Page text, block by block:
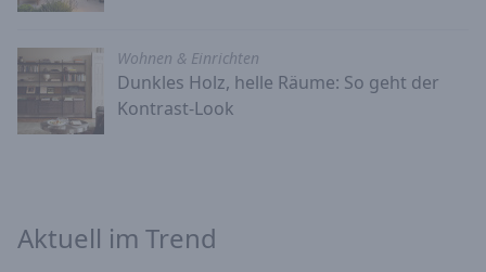
Wohnen & Einrichten
Dunkles Holz, helle Räume: So geht der
Kontrast-Look
Aktuell im Trend